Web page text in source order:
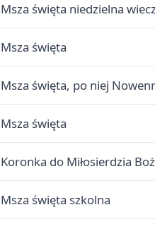
Msza święta niedzielna
Msza święta
Msza święta, po niej
Msza święta
Koronka do Miłosierdzia
Msza święta szkolna